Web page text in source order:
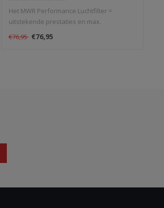
Het MWR Performance Luchtfilter =
uitstekende prestaties en max.
€76,95 €76,95